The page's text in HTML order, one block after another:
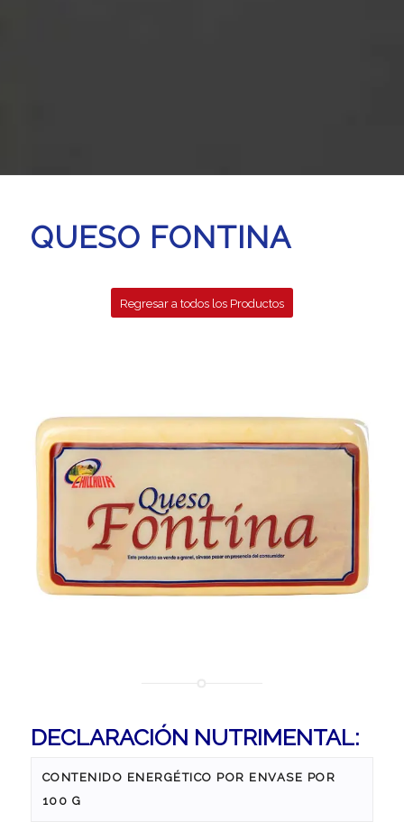
QUESO FONTINA
Regresar a todos los Productos
DECLARACIÓN NUTRIMENTAL:
CONTENIDO ENERGÉTICO POR ENVASE POR
100 G